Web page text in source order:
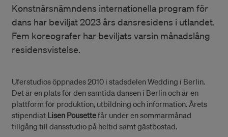
Konstnärsnämndens internationella program för
dans har beviljat 2023 års dansresidens i utlandet.
Fem koreografer har beviljats varsin månadslång
residensvistelse.
Uferstudios öppnades 2010 i stadsdelen Wedding i Berlin.
Det är en plats för den samtida dansen i Berlin och är en
plattform för produktion, utbildning och information. Årets
stipendiat Lisen Pousettefår under en sommarmånad
tillgång till dansstudio på heltid samt gästbostad.